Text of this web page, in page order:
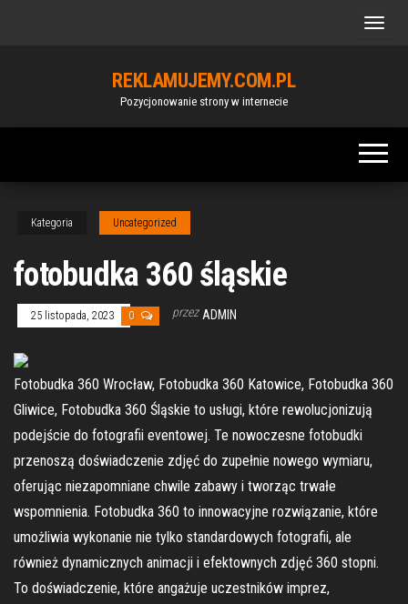
REKLAMUJEMY.COM.PL
Pozycjonowanie strony w internecie
Kategoria Uncategorized
fotobudka 360 śląskie
25 listopada, 2023 0 przez ADMIN
Fotobudka 360 Wrocław, Fotobudka 360 Katowice, Fotobudka 360
Gliwice, Fotobudka 360 Śląskie to usługi, które rewolucjonizują
podejście do fotografii eventowej. Te nowoczesne fotobudki
przenoszą doświadczenie zdjęć do zupełnie nowego wymiaru,
oferując niezapomniane chwile zabawy i tworząc trwałe
wspomnienia. Fotobudka 360 to innowacyjne rozwiązanie, które
umożliwia wykonanie nie tylko standardowych fotografii, ale
również dynamicznych animacji i efektownych zdjęć 360 stopni.
To doświadczenie, które angażuje uczestników imprez,